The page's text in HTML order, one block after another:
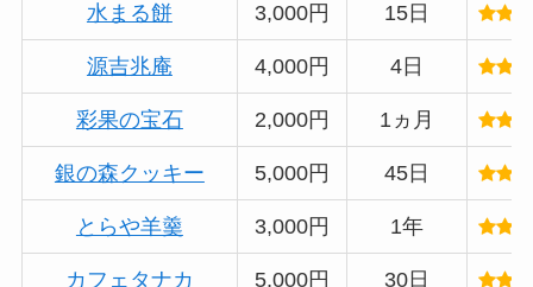
水まる餅 3,000円 15日
源吉兆庵 4,000円 4日
彩果の宝石 2,000円 1ヵ月
銀の森クッキー 5,000円 45日
とらや羊羹 3,000円 1年
カフェタナカ 5,000円 30日